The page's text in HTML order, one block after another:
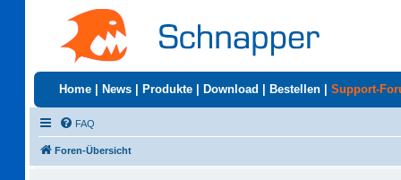
Home News Produkte Download Bestellen Support-
FAQ
Foren-Übersicht